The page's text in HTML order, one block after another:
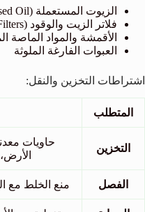
الزيوت المستعملة (Used Oil)
فلاتر الزيت والوقود (Oil/Fuel Filters)
الأقمشة والمواد الماصة
العبوات الفارغة الملوثة
اشتراطات التخزين والنقل:
المتطلب
التخزين
حاويات
الفصل منع الخلط مع